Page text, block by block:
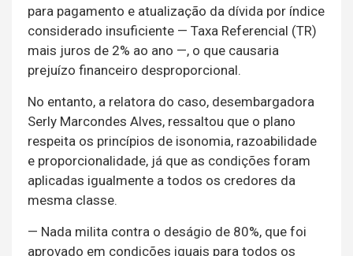
para pagamento e atualização da dívida por índice
considerado insuficiente — Taxa Referencial (TR)
mais juros de 2% ao ano —, o que causaria
prejuízo financeiro desproporcional.
No entanto, a relatora do caso, desembargadora
Serly Marcondes Alves, ressaltou que o plano
respeita os princípios de isonomia, razoabilidade
e proporcionalidade, já que as condições foram
aplicadas igualmente a todos os credores da
mesma classe.
— Nada milita contra o deságio de 80%, que foi
aprovado em condições iguais para todos os